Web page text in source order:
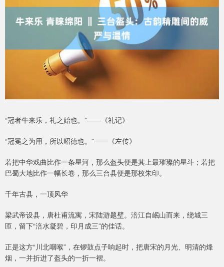
“冠者牛来乐，礼之始也。”——《礼记》
“冠冕之为用，所以昭德也。”——《左传》
若把中华戏曲比作一条星河，那么盔头便是其上最璀璨的星斗；若把
巴蜀大地比作一幅长卷，那么三台县便是那枚朱印。
千年古县，一顶风华
梁武帝设县，唐杜甫流寓，宋陆游题壁。涪江自岷山而来，绕城三
匝，留下“涪水凝碧，印月成三”的佳话。
正是这方“川北咽喉”，在锣鼓点子响起时，把唐宋的月光、明清的烽
烟，一并折进了盔头的一折一褶。